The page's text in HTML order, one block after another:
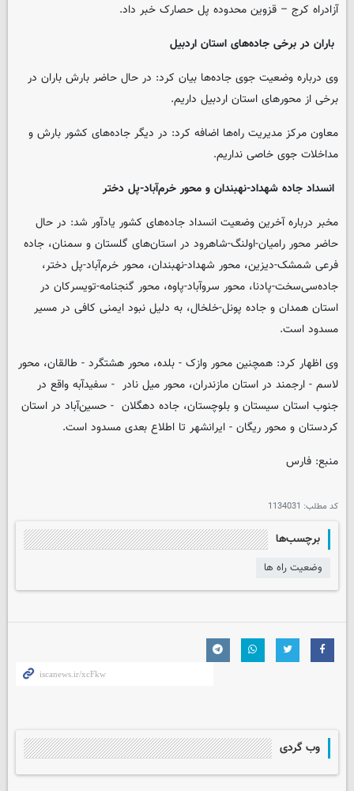
آزادراه کرج – قزوین محدوده پل حصارک خبر داد.
‌باران در برخی جاده‌های‌ استان اردبیل
وی درباره وضعیت جوی جاده‌ها بیان کرد: در حال حاضر بارش باران در
برخی از محورهای استان اردبیل داریم.
معاون مرکز مدیریت راه‌ها اضافه کرد: ‌در دیگر جاده‌های کشور بارش و
مداخلات جوی خاصی نداریم.
انسداد جاده شهداد-نهبندان و محور خرم‌آباد-پل دختر
مخبر درباره آخرین وضعیت انسداد جاده‌های کشور یادآور شد: در حال
حاضر محور رامیان-اولنگ-شاهرود در استان‌های گلستان و سمنان، جاده
فرعی شمشک-دیزین، ‌محور شهداد-نهبندان، محور خرم‌آباد-پل دختر،
جاده‌سی‌سخت-پادنا، محور سروآباد-پاوه، محور گنجنامه-تویسرکان در
استان همدان‌ و جاده پونل-خلخال، به دلیل نبود ایمنی کافی در مسیر
مسدود ‌است.
وی اظهار کرد: همچنین محور وازک - بلده، محور هشتگرد - طالقان، محور
لاسم - ارجمند در استان مازندران،‌ محور میل نادر - سفیدآبه واقع در
جنوب استان سیستان و بلوچستان‌، جاده دهگلان - حسین‌آباد در استان
کردستان و محور ریگان - ایرانشهر تا اطلاع بعدی مسدود است.
منبع: فارس
کد مطلب: 1134031
برچسب‌ها
وضعیت راه ها
وب گردی